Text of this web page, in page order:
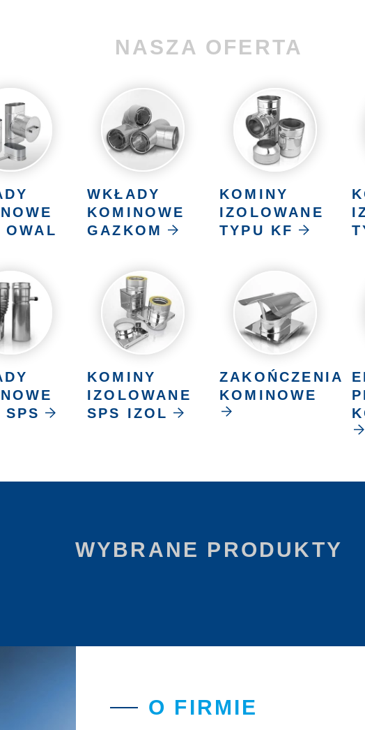
NASZA OFERTA
OWAL
WKŁADY
KOMINOWE
GAZKOM
KOMINY
IZOLOWANE
TYPU KF
SPS
KOMINY
IZOLOWANE
SPS IZOL
ZAKOŃCZENIA
KOMINOWE
WYBRANE PRODUKTY
O FIRMIE